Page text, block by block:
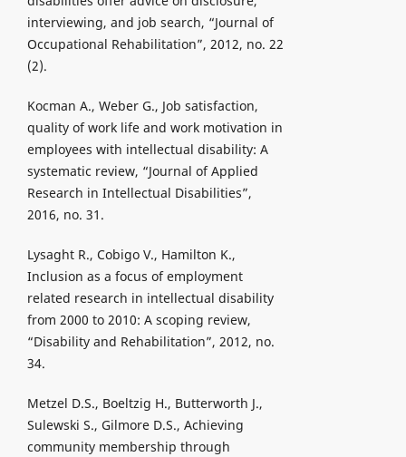
interviewing, and job search, “Journal of
Occupational Rehabilitation”, 2012, no. 22
(2).
Kocman A., Weber G., Job satisfaction,
quality of work life and work motivation in
employees with intellectual disability: A
systematic review, “Journal of Applied
Research in Intellectual Disabilities”,
2016, no. 31.
Lysaght R., Cobigo V., Hamilton K.,
Inclusion as a focus of employment
related research in intellectual disability
from 2000 to 2010: A scoping review,
“Disability and Rehabilitation”, 2012, no.
34.
Metzel D.S., Boeltzig H., Butterworth J.,
Sulewski S., Gilmore D.S., Achieving
community membership through